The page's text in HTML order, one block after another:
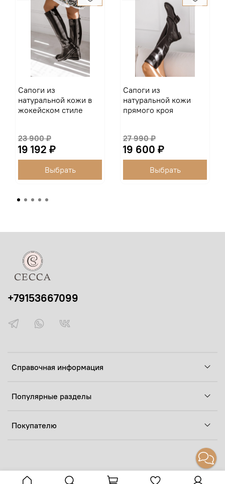
Сапоги из
натуральной кожи в
жокейском стиле
23 900 ₽
19 192 ₽
Выбрать
Сапоги из
натуральной кожи
прямого кроя
27 990 ₽
19 600 ₽
Выбрать
Справочная информация
Популярные разделы
Покупателю
+79153667099